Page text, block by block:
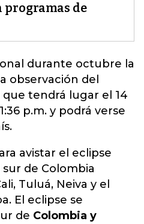
programas de
durante octubre la
observación del
tendrá lugar el 14
p.m. y podrá verse
avistar el eclipse
de Colombia
Tuluá, Neiva y el
El eclipse se
de Colombia y